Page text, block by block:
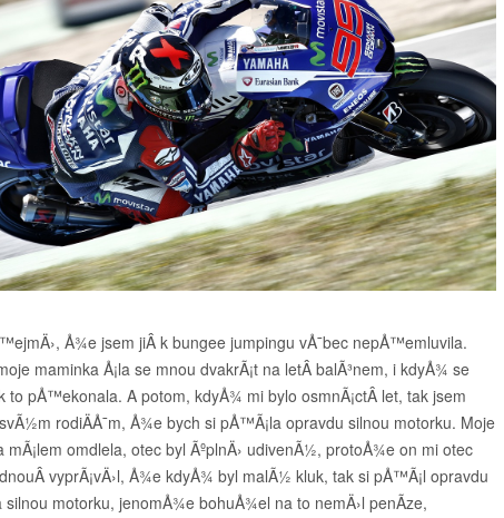
Å¾e jsem jiÂ k bungee jumpingu vÅ¯bec nepÅ™emluvila.
maminka Å¡la se mnou dvakrÃ¡t na letÂ balÃ³nem, i kdyÅ¾ se
to pÅ™ekonala. A potom, kdyÅ¾ mi bylo osmnÃ¡ctÂ let, tak jsem
rodiÄÅ¯m, Å¾e bych si pÅ™Ã¡la opravdu silnou motorku. Moje
mÃ¡lem omdlela, otec byl ÃºplnÄ› udivenÃ½, protoÅ¾e on mi otec
vyprÃ¡vÄ›l, Å¾e kdyÅ¾ byl malÃ½ kluk, tak si pÅ™Ã¡l opravdu
silnou motorku, jenomÅ¾e bohuÅ¾el na to nemÄ›l penÃ­ze,